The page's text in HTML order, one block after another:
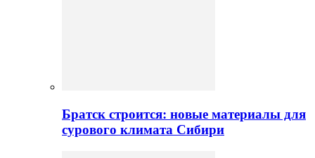
Братск строится: новые материалы для
сурового климата Сибири